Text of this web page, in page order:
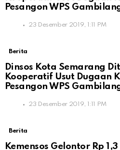
Pesangon WPS
23 Desember 2019, 1:11 PM
Berita
Dinsos Kota Semarang
Kooperatif Usut Dugaan
Pesangon WPS
23 Desember 2019, 1:11 PM
Berita
Kemensos Gelontor Rp